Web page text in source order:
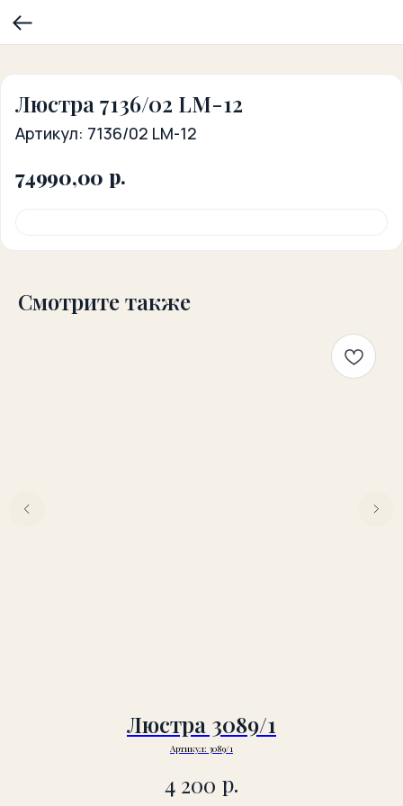
Люстра 7136/02 LM-12
Артикул: 7136/02 LM-12
74990,00 р.
Смотрите также
Люстра 3089/1
Артикул: 3089/1
4 200 р.